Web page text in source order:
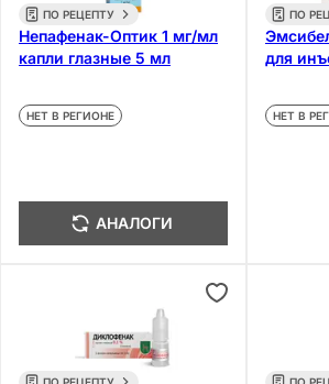
ПО РЕЦЕПТУ
Непафенак-Оптик 1 мг/мл
капли глазные 5 мл
НЕТ В РЕГИОНЕ
АНАЛОГИ
ПО
для
НЕТ В